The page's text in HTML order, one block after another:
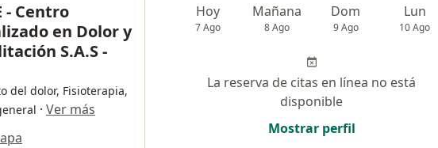
- Centro
en Dolor y
S.A.S -
del dolor, Fisioterapia,
· Ver más
Hoy
7 Ago
Mañana
8 Ago
Dom
9 Ago
Lun
10 Ago
La reserva de citas en línea no está
disponible
Mostrar perfil